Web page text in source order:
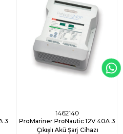
3
1462140
ProMariner ProNautic 12V 40A 3
Çıkışlı Akü Şarj Cihazı